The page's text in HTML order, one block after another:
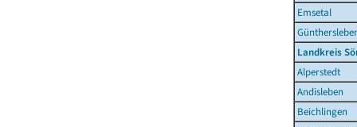
Emsetal
Landkreis
Alperstedt
Andisleben
Beichlingen